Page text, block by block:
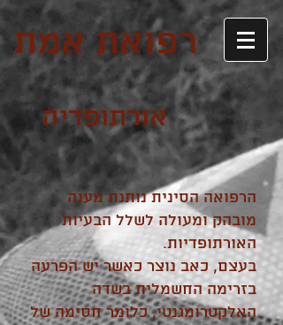
רפואת אמת
אורתופדיה
הרפואה הסינית נותנת מענה
מובהק ומעולה לשלל הבעיות
האורתופדיות.
בעצם, כאב נוצר כאשר יש הפרעה
בזרימה החשמלית בשדה
האלקטרומגנטי, כלומר חסימה של